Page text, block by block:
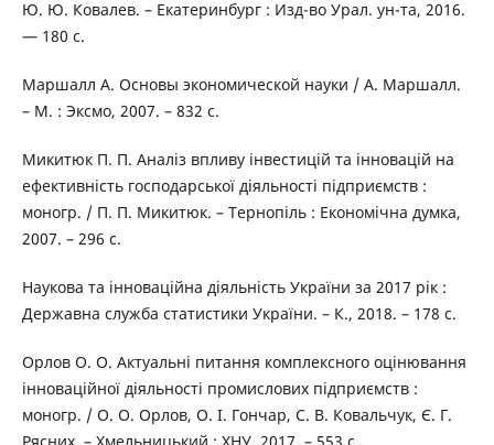
Ю. Ю. Ковалев. – Екатеринбург : Изд-во Урал. ун-та, 2016.
— 180 с.
Маршалл А. Основы экономической науки / А. Маршалл.
– М. : Эксмо, 2007. – 832 с.
Микитюк П. П. Аналіз впливу інвестицій та інновацій на
ефективність господарської діяльності підприємств :
моногр. / П. П. Микитюк. – Тернопіль : Економічна думка,
2007. – 296 с.
Наукова та інноваційна діяльність України за 2017 рік :
Державна служба статистики України. – К., 2018. – 178 с.
Орлов О. О. Актуальні питання комплексного оцінювання
інноваційної діяльності промислових підприємств :
моногр. / О. О. Орлов, О. І. Гончар, С. В. Ковальчук, Є. Г.